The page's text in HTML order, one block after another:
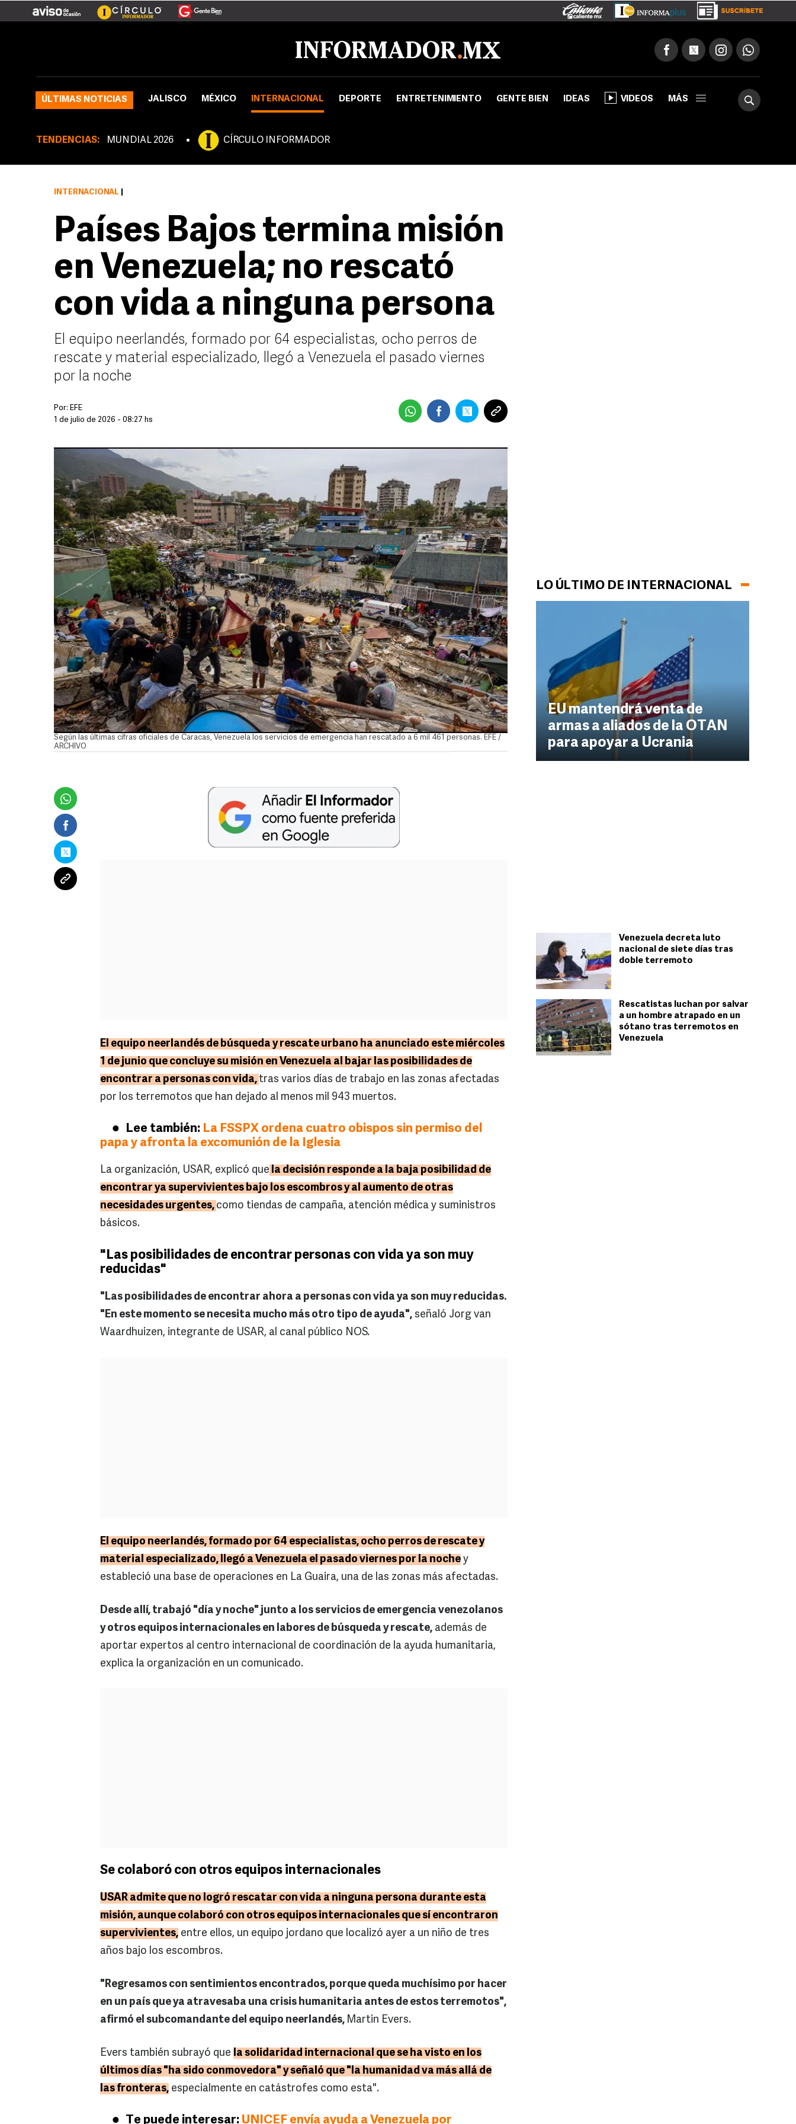
ÚLTIMAS NOTICIAS JALISCO MÉXICO INTERNACIONAL DEPORTE ENTRETENIMIENTO GENTE BIEN IDEAS VIDEOS MÁS
TENDENCIAS: MUNDIAL 2026 CÍRCULO INFORMADOR
LO ÚLTIMO DE INTERNACIONAL
EU mantendrá venta de
armas a aliados de la OTAN
para apoyar a Ucrania
Venezuela decreta luto
nacional de siete días tras
doble terremoto
Rescatistas luchan por salvar
a un hombre atrapado en un
sótano tras terremotos en
Venezuela
INTERNACIONAL
Países Bajos termina misión
en Venezuela; no rescató
con vida a ninguna persona
El equipo neerlandés, formado por 64 especialistas, ocho perros de
rescate y material especializado, llegó a Venezuela el pasado viernes
por la noche
Por: EFE
1 de julio de 2026 - 08:27 hs
Según las últimas cifras oficiales de Caracas, Venezuela los servicios de emergencia han rescatado a 6 mil 461 personas. EFE /
ARCHIVO
El equipo neerlandés de búsqueda y rescate urbano ha anunciado este miércoles
1 de junio que concluye su misión en Venezuela al bajar las posibilidades de
encontrar a personas con vida, tras varios días de trabajo en las zonas afectadas
por los terremotos que han dejado al menos mil 943 muertos.
Lee también: La FSSPX ordena cuatro obispos sin permiso del
papa y afronta la excomunión de la Iglesia
La organización, USAR, explicó que la decisión responde a la baja posibilidad de
encontrar ya supervivientes bajo los escombros y al aumento de otras
necesidades urgentes, como tiendas de campaña, atención médica y suministros
básicos.
"Las posibilidades de encontrar personas con vida ya son muy
reducidas"
"Las posibilidades de encontrar ahora a personas con vida ya son muy reducidas.
"En este momento se necesita mucho más otro tipo de ayuda", señaló Jorg van
Waardhuizen, integrante de USAR, al canal público NOS.
El equipo neerlandés, formado por 64 especialistas, ocho perros de rescate y
material especializado, llegó a Venezuela el pasado viernes por la noche y
estableció una base de operaciones en La Guaira, una de las zonas más afectadas.
Desde allí, trabajó "día y noche" junto a los servicios de emergencia venezolanos
y otros equipos internacionales en labores de búsqueda y rescate, además de
aportar expertos al centro internacional de coordinación de la ayuda humanitaria,
explica la organización en un comunicado.
Se colaboró con otros equipos internacionales
USAR admite que no logró rescatar con vida a ninguna persona durante esta
misión, aunque colaboró con otros equipos internacionales que sí encontraron
supervivientes, entre ellos, un equipo jordano que localizó ayer a un niño de tres
años bajo los escombros.
"Regresamos con sentimientos encontrados, porque queda muchísimo por hacer
en un país que ya atravesaba una crisis humanitaria antes de estos terremotos",
afirmó el subcomandante del equipo neerlandés, Martin Evers.
Evers también subrayó que la solidaridad internacional que se ha visto en los
últimos días "ha sido conmovedora" y señaló que "la humanidad va más allá de
las fronteras, especialmente en catástrofes como esta".
Te puede interesar: UNICEF envía ayuda a Venezuela por